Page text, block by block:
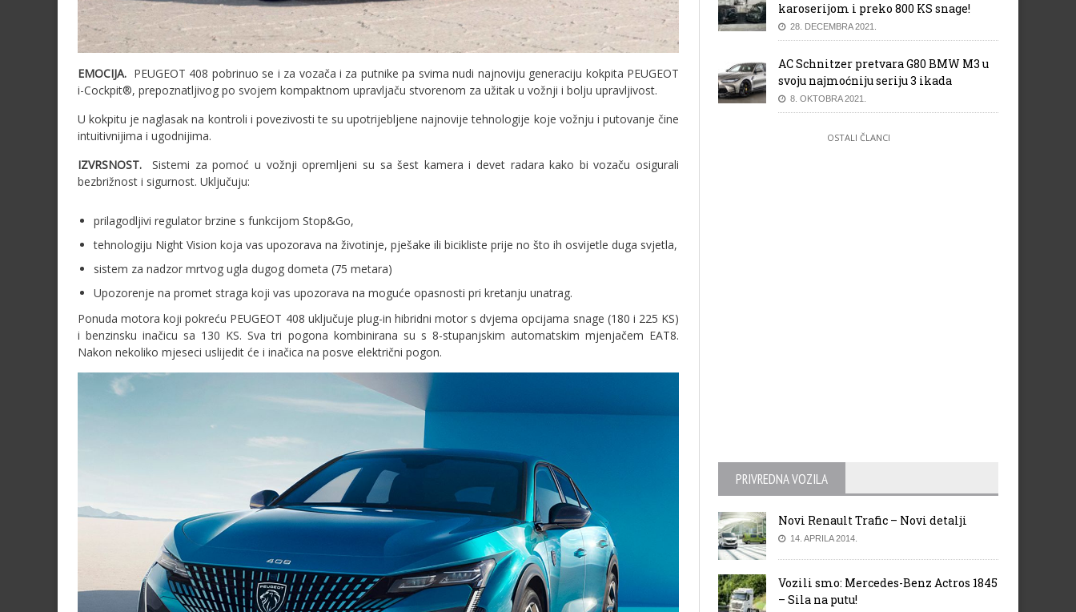
EMOCIJA. PEUGEOT 408 pobrinuo se i za vozača i za putnike pa svima nudi najnoviju generaciju kokpita PEUGEOT
i-Cockpit®, prepoznatljivog po svojem kompaktnom upravljaču stvorenom za užitak u vožnji i bolju upravljivost.
U kokpitu je naglasak na kontroli i povezivosti te su upotrijebljene najnovije tehnologije koje vožnju i putovanje čine
intuitivnijima i ugodnijima.
IZVRSNOST. Sistemi za pomoć u vožnji opremljeni su sa šest kamera i devet radara kako bi vozaču osigurali
bezbrižnost i sigurnost. Uključuju:
prilagodljivi regulator brzine s funkcijom Stop&Go,
tehnologiju Night Vision koja vas upozorava na životinje, pješake ili bicikliste prije no što ih osvijetle duga svjetla,
sistem za nadzor mrtvog ugla dugog dometa (75 metara)
Upozorenje na promet straga koji vas upozorava na moguće opasnosti pri kretanju unatrag.
Ponuda motora koji pokreću PEUGEOT 408 uključuje plug-in hibridni motor s dvjema opcijama snage (180 i 225 KS)
i benzinsku inačicu sa 130 KS. Sva tri pogona kombinirana su s 8-stupanjskim automatskim mjenjačem EAT8.
Nakon nekoliko mjeseci uslijedit će i inačica na posve električni pogon.
karoserijom i preko 800 KS snage!
28. DECEMBRA 2021.
AC Schnitzer pretvara G80 BMW M3 u
svoju najmoćniju seriju 3 ikada
8. OKTOBRA 2021.
OSTALI ČLANCI
PRIVREDNA VOZILA
Novi Renault Trafic – Novi detalji
14. APRILA 2014.
Vozili smo: Mercedes-Benz Actros 1845
– Sila na putu!